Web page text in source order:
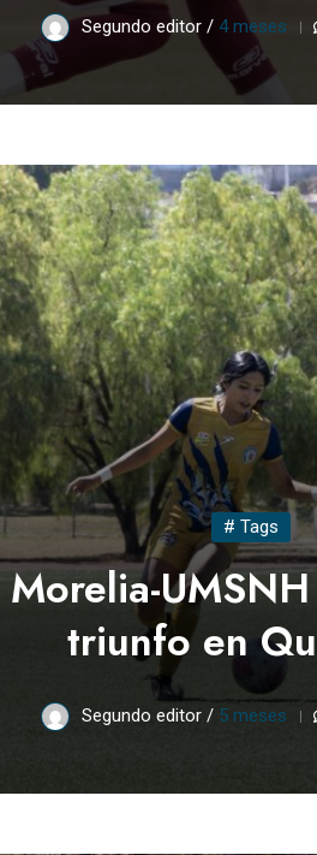
Segundo editor / 4 meses
# Tags
triunfo en
Segundo editor / 5 meses